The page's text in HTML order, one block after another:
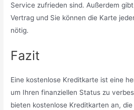
Service zufrieden sind. Außerdem
Vertrag und Sie können die Karte
nötig.
Fazit
Eine kostenlose Kreditkarte ist eine
um Ihren finanziellen Status zu
bieten kostenlose Kreditkarten an,